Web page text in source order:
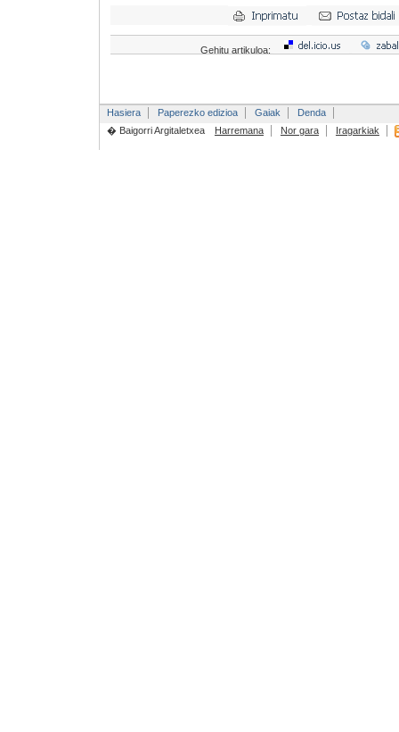
Gehitu artikuloa:
Hasiera Paperezko edizioa Gaiak
Denda
� Baigorri Argitaletxea
Harremana Nor gara Iragarkiak